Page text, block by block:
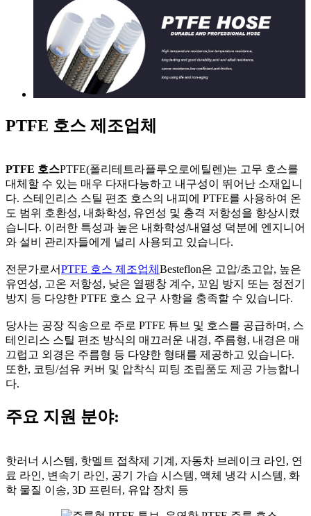
PTFE 호스 제조업체
PTFE 호스PTFE(폴리테트라플루오로에틸렌)는 고무 호스를
대체할 수 있는 매우 다재다능하고 내구성이 뛰어난 소재입니
다. 스테인리스 스틸 편조 호스의 내피에 PTFE를 사용하여 온
도 범위 호환성, 내화학성, 유연성 및 충격 저항성을 향상시켰
습니다. 이러한 특성과 높은 내화학성/내열성 덕분에 엔지니어
와 설비 관리자들에게 널리 사용되고 있습니다.
전문가로서PTFE 호스 제조업체 Besteflon은 고압/초고압, 높은
유연성, 고온 저항성, 낮은 열팽창 계수, 꼬임 방지 또는 정전기
방지 등 다양한 PTFE 호스 요구 사항을 충족할 수 있습니다.
당사는 공장 직송으로 주로 PTFE 튜브 및 호스를 공급하며, 스
테인리스 스틸 편조 방식의 매끄러운 내경, 주름형, 내경은 매
끄럽고 외경은 주름형 등 다양한 형태를 제공하고 있습니다.
또한, 코팅/섬유 커버 및 압착식 피팅 조립품도 제공 가능합니
다.
주요 지원 분야:
핫러너 시스템, 핫멜트 접착제 기계, 자동차 브레이크 라인, 연
료 라인, 변속기 라인, 공기 가습 시스템, 액체 냉각 시스템, 화
학 물질 이송, 3D 프린터, 유압 장치 등